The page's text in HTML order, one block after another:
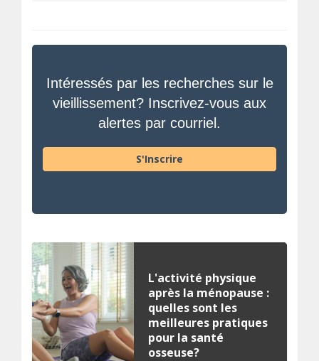
Intéressés par les recherches sur le
vieillissement? Inscrivez-vous aux
alertes par courriel.
S'Inscrire
L'activité physique
après la ménopause :
quelles sont les
meilleures pratiques
pour la santé
osseuse?